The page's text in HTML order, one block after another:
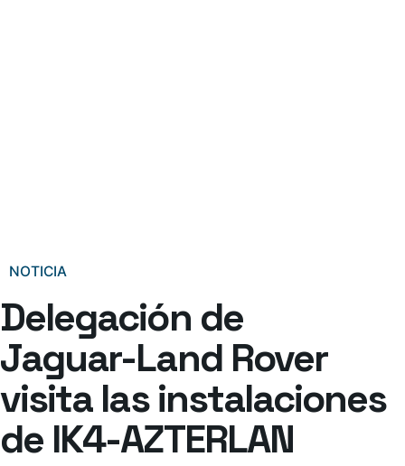
NOTICIA
Delegación de
Jaguar-Land Rover
visita las instalaciones
de IK4-AZTERLAN